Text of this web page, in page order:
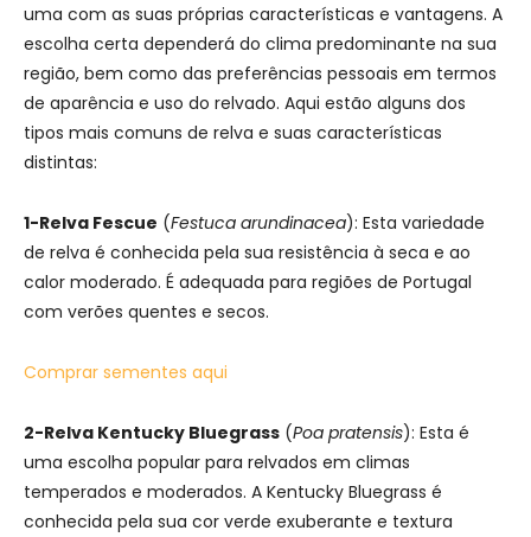
uma com as suas próprias características e vantagens. A
escolha certa dependerá do clima predominante na sua
região, bem como das preferências pessoais em termos
de aparência e uso do relvado. Aqui estão alguns dos
tipos mais comuns de relva e suas características
distintas:
1-Relva Fescue (Festuca arundinacea): Esta variedade
de relva é conhecida pela sua resistência à seca e ao
calor moderado. É adequada para regiões de Portugal
com verões quentes e secos.
Comprar sementes aqui
2-Relva Kentucky Bluegrass (Poa pratensis): Esta é
uma escolha popular para relvados em climas
temperados e moderados. A Kentucky Bluegrass é
conhecida pela sua cor verde exuberante e textura